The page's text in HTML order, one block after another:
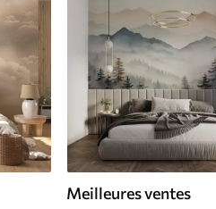
Meilleures ventes